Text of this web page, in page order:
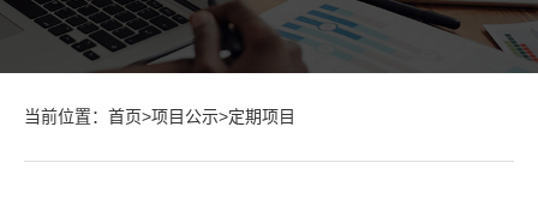
当前位置： 首页>项目公示>定期项目